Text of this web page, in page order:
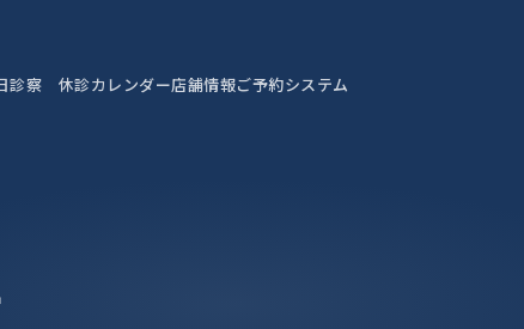
診察 休診カレンダー店舗情報ご予約システム